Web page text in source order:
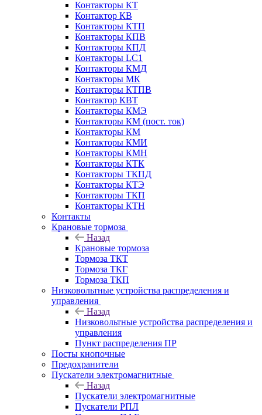
Контакторы КТ
Контактор КВ
Контакторы КТП
Контакторы КПВ
Контакторы КПД
Контакторы LC1
Контакторы КМД
Контакторы МК
Контакторы КТПВ
Контактор КВТ
Контакторы КМЭ
Контакторы КМ (пост. ток)
Контакторы КМ
Контакторы КМИ
Контакторы КМН
Контакторы КТК
Контакторы ТКПД
Контакторы КТЭ
Контакторы ТКП
Контакторы КТН
Контакты
Крановые тормоза
Назад
Крановые тормоза
Тормоза ТКТ
Тормоза ТКГ
Тормоза ТКП
Низковольтные устройства распределения и
управления
Назад
Низковольтные устройства распределения и
управления
Пункт распределения ПР
Посты кнопочные
Предохранители
Пускатели электромагнитные
Назад
Пускатели электромагнитные
Пускатели РПЛ